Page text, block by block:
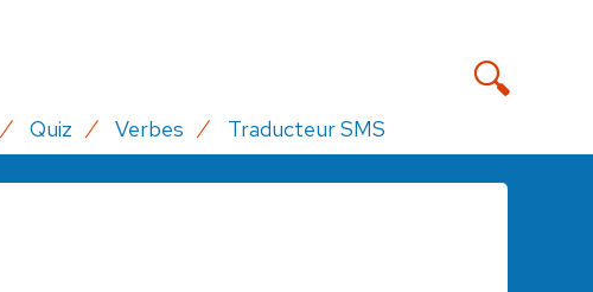
Quiz Verbes Traducteur SMS